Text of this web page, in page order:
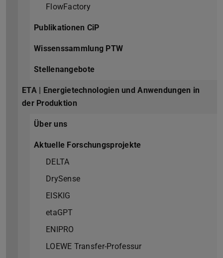
FlowFactory
Publikationen CiP
Wissenssammlung PTW
Stellenangebote
ETA | Energietechnologien und Anwendungen in
der Produktion
Über uns
Aktuelle Forschungsprojekte
DELTA
DrySense
EISKIG
etaGPT
ENIPRO
LOEWE Transfer-Professur